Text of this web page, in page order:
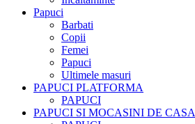
Papuci
Barbati
Copii
Femei
Papuci
Ultimele masuri
PAPUCI PLATFORMA
PAPUCI
PAPUCI SI MOCASINI DE CASA